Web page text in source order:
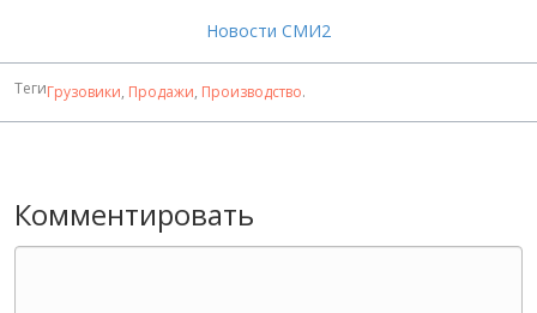
Новости СМИ2
ТегиГрузовики, Продажи, Производство.
Комментировать